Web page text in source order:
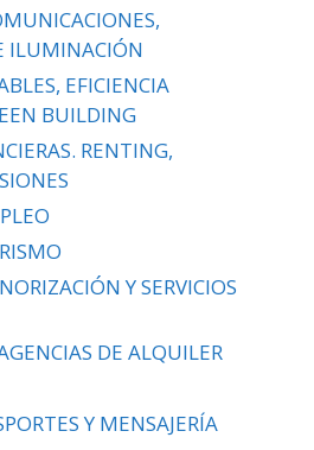
ILUMINACIÓN
EFICIENCIA
BUILDING
RENTING,
Y SERVICIOS
DE ALQUILER
Y MENSAJERÍA